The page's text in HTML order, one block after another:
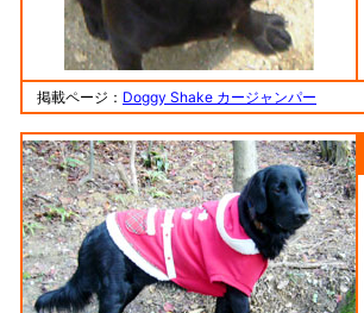
掲載ページ： Doggy Shake カージャンパー